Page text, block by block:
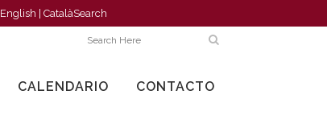
English CatalàSearch
CALENDARIO CONTACTO